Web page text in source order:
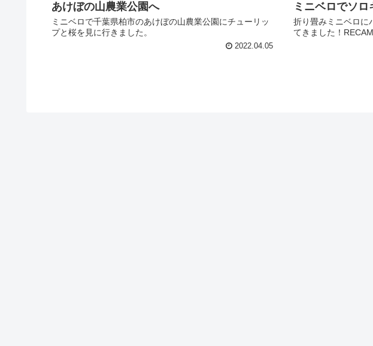
あけぼの山農業公園へ
ミニベロで千葉県柏市のあけぼの山農業公園にチューリッ
プと桜を見に行きました。
2022.04.05
ミニベロでソロ
折り畳みミニベロに
てきました！